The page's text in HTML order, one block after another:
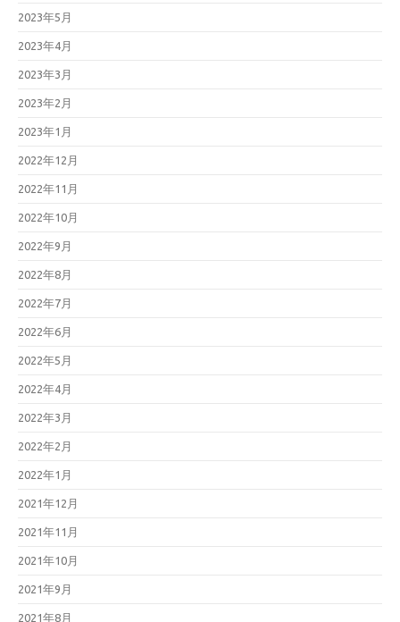
2023年5月
2023年4月
2023年3月
2023年2月
2023年1月
2022年12月
2022年11月
2022年10月
2022年9月
2022年8月
2022年7月
2022年6月
2022年5月
2022年4月
2022年3月
2022年2月
2022年1月
2021年12月
2021年11月
2021年10月
2021年9月
2021年8月